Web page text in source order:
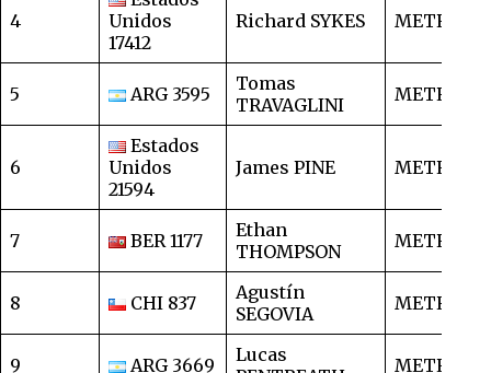
4
Unidos
17412
Richard SYKES METRO
5 ARG 3595
Tomas
TRAVAGLINI
METRO
6
Estados
Unidos
21594
James PINE METRO
7 BER 1177
Ethan
THOMPSON
METRO
8 CHI 837
Agustín
SEGOVIA
METRO
9 ARG 3669
Lucas
METRO